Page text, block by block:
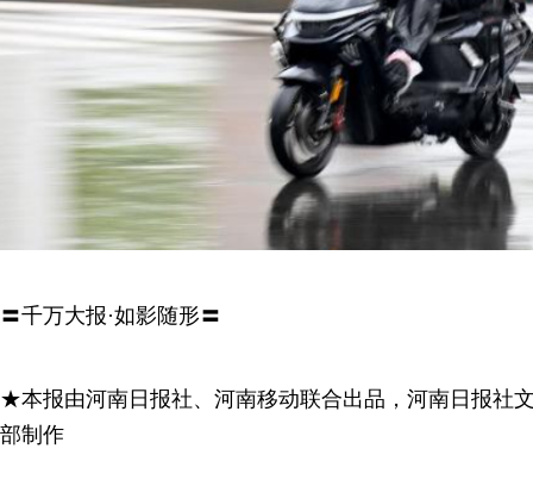
〓千万大报·如影随形〓
★本报由河南日报社、河南移动联合出品，河南日报社
部制作